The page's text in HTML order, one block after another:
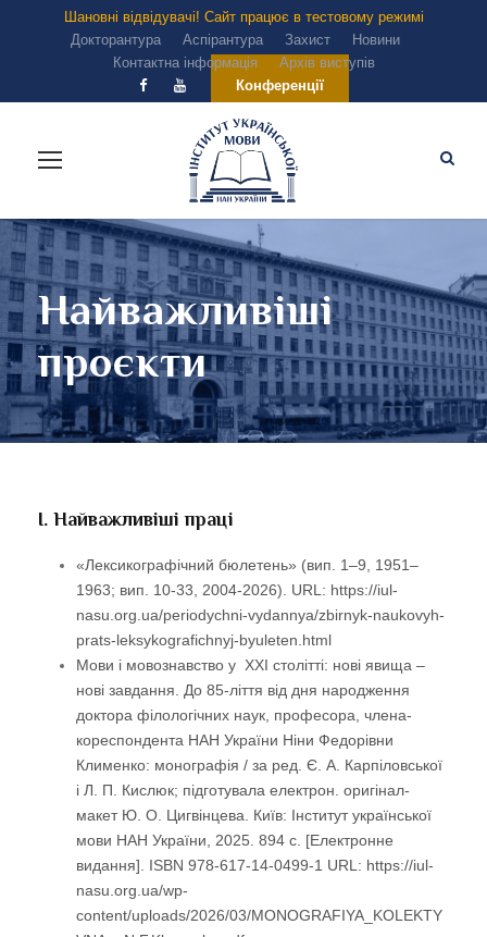
Шановні відвідувачі! Сайт працює в тестовому режимі
Докторантура
Аспірантура Захист
Новини
Контактна інформація
Архів виступів
Конференції
Найважливіші
проєкти
І. Найважливіші праці
«Лексикографічний бюлетень» (вип. 1–9, 1951–
1963; вип. 10-33, 2004-2026). URL: https://iul-
nasu.org.ua/periodychni-vydannya/zbirnyk-naukovyh-
prats-leksykografichnyj-byuleten.html
Мови і мовознавство у ХХІ столітті: нові явища –
нові завдання. До 85-ліття від дня народження
доктора філологічних наук, професора, члена-
кореспондента НАН України Ніни Федорівни
Клименко: монографія / за ред. Є. А. Карпіловської
і Л. П. Кислюк; підготувала електрон. оригінал-
макет Ю. О. Цигвінцева. Київ: Інститут української
мови НАН України, 2025. 894 с. [Електронне
видання]. ISBN 978-617-14-0499-1 URL: https://iul-
nasu.org.ua/wp-
content/uploads/2026/03/MONOGRAFIYA_KOLEKTY